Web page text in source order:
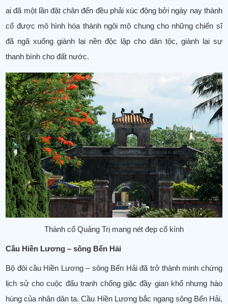
ai đã một lần đặt chân đến đều phải xúc động bởi ngày nay thành
cổ được mô hình hóa thành ngôi mộ chung cho những chiến sĩ
đã ngã xuống giành lại nền độc lập cho dân tộc, giành lại sự
thanh bình cho đất nước.
Thành cổ Quảng Trị mang nét đẹp cổ kính
Cầu Hiền Lương – sông Bến Hải
Bộ đôi cầu Hiền Lương – sông Bến Hải đã trở thành minh chứng
lịch sử cho cuộc đấu tranh chống giặc đầy gian khổ nhưng hào
hùng của nhân dân ta. Cầu Hiền Lương bắc ngang sông Bến Hải,